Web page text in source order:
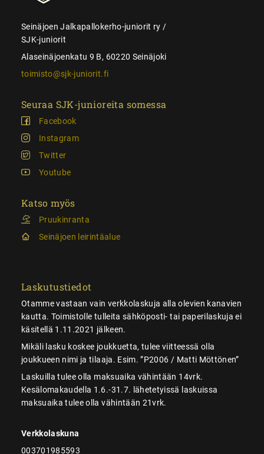
Seinäjoen Jalkapallokerho-juniorit ry /
SJK-juniorit
Alaseinäjoenkatu 9 B, 60220 Seinäjoki
toimisto@sjk-juniorit.fi
Seuraa SJK-junioreita somessa
Facebook
Instagram
Twitter
Youtube
Katso myös
Pruukinranta
Seinäjoen leirintäalue
Laskutustiedot
Otamme vastaan vain verkkolaskuja alla olevien kanavien
kautta. Toimistolle tulleita sähköposti- tai paperilaskuja ei
käsitellä 1.11.2021 jälkeen.
Mikäli lasku koskee joukkuetta, tulee viitteessä olla
joukkueen nimi ja tilaaja. Esim. ”P2006 / Matti Möttönen”
Laskuilla tulee olla maksuaika vähintään 14vrk.
Kesälomakaudella 1.6.-31.7. lähetetyissä laskuissa
maksuaika tulee olla vähintään 21vrk.
Verkkolaskuna
003701985593